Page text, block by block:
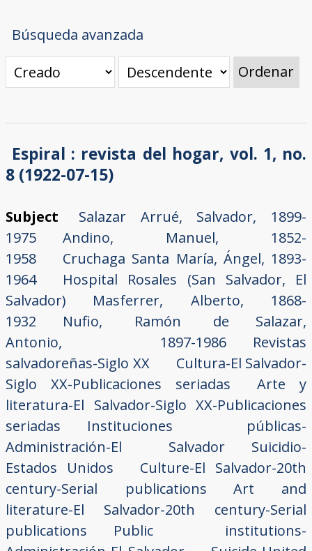
Búsqueda avanzada
Ordenar
Espiral : revista del hogar, vol. 1, no.
8 (1922-07-15)
Subject
Salazar Arrué, Salvador, 1899-
1975
Andino, Manuel, 1852-
1958
Cruchaga Santa María, Ángel, 1893-
1964
Hospital Rosales (San Salvador, El
Salvador)
Masferrer, Alberto, 1868-
1932
Nufio, Ramón de
Salazar,
Antonio, 1897-1986
Revistas
salvadoreñas-Siglo XX
Cultura-El Salvador-
Siglo XX-Publicaciones seriadas
Arte y
literatura-El Salvador-Siglo XX-Publicaciones
seriadas
Instituciones públicas-
Administración-El Salvador
Suicidio-
Estados Unidos
Culture-El Salvador-20th
century-Serial publications
Art and
literature-El Salvador-20th century-Serial
publications
Public institutions-